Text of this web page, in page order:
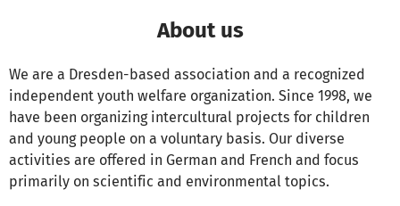
About us
We are a Dresden-based association and a recognized
independent youth welfare organization. Since 1998, we
have been organizing intercultural projects for children
and young people on a voluntary basis. Our diverse
activities are offered in German and French and focus
primarily on scientific and environmental topics.